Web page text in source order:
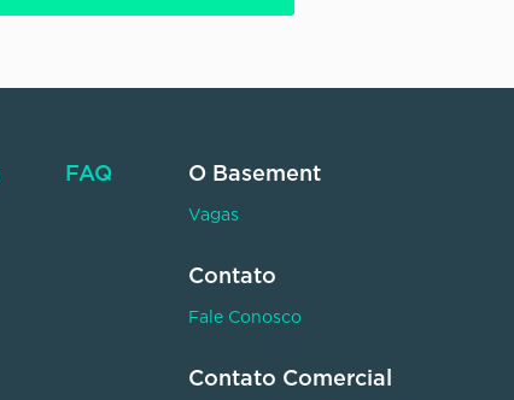
FAQ O Basement
Vagas
Contato
Fale Conosco
Contato Comercial